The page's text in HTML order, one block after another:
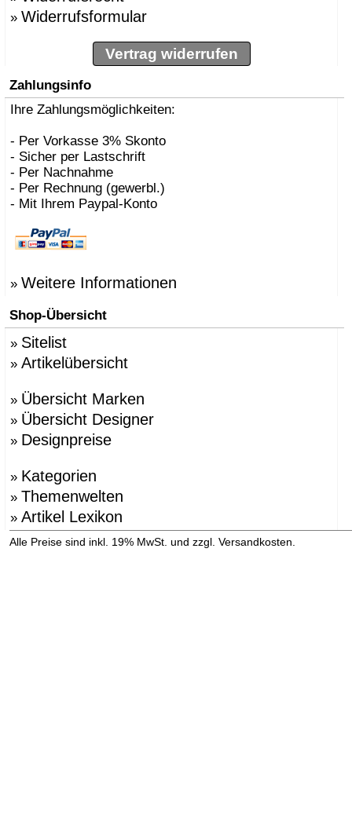
» Widerrufsformular
Vertrag widerrufen
Zahlungsinfo
Ihre Zahlungsmöglichkeiten:
- Per Vorkasse 3% Skonto
- Sicher per Lastschrift
- Per Nachnahme
- Per Rechnung (gewerbl.)
- Mit Ihrem Paypal-Konto
» Weitere Informationen
Shop-Übersicht
» Sitelist
» Artikelübersicht
» Übersicht Marken
» Übersicht Designer
» Designpreise
» Kategorien
» Themenwelten
» Artikel Lexikon
Alle Preise sind inkl. 19% MwSt. und zzgl. Versandkosten.